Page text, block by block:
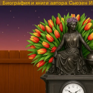
Биография и книги автора Сьюзен И